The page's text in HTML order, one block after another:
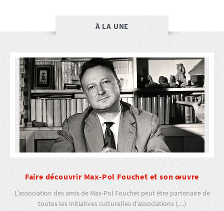
À LA UNE
Faire découvrir Max-Pol Fouchet et son œuvre
L’association des amis de Max-Pol Fouchet peut être partenaire de
toutes les initiatives culturelles d’associations (…)